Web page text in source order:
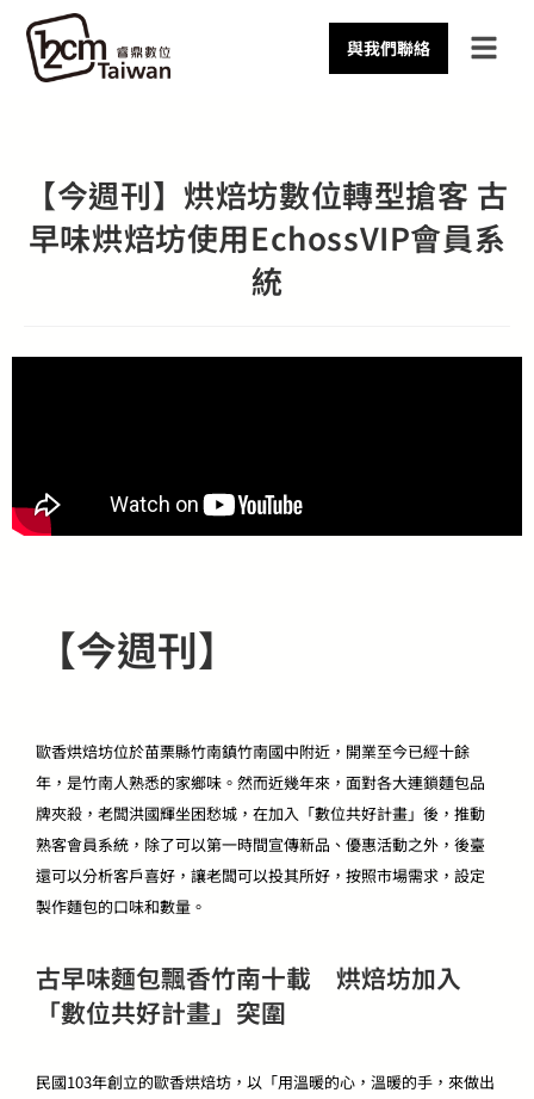
與我們聯絡
【今週刊】烘焙坊數位轉型搶客 古
早味烘焙坊使用EchossVIP會員系
統
【今週刊】
歐香烘焙坊位於苗栗縣竹南鎮竹南國中附近，開業至今已經十餘
年，是竹南人熟悉的家鄉味。然而近幾年來，面對各大連鎖麵包品
牌夾殺，老闆洪國輝坐困愁城，在加入「數位共好計畫」後，推動
熟客會員系統，除了可以第一時間宣傳新品、優惠活動之外，後臺
還可以分析客戶喜好，讓老闆可以投其所好，按照市場需求，設定
製作麵包的口味和數量。
古早味麵包飄香竹南十載 烘焙坊加入
「數位共好計畫」突圍
民國103年創立的歐香烘焙坊，以「用溫暖的心，溫暖的手，來做出